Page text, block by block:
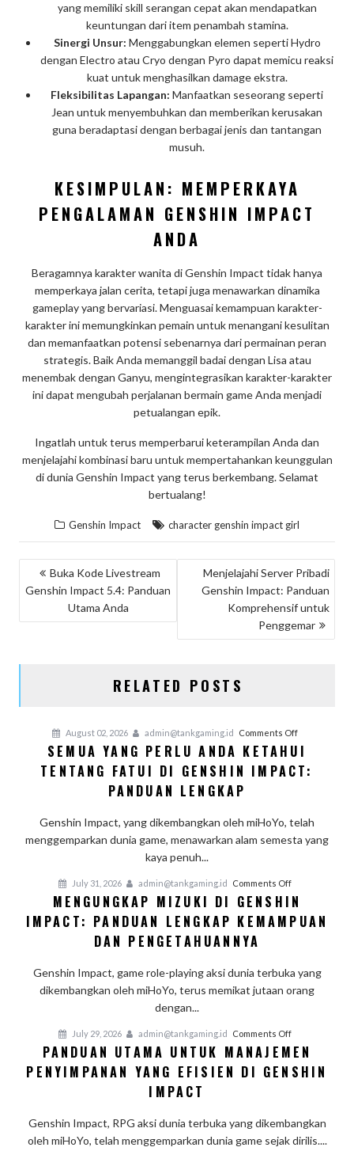
yang memiliki skill serangan cepat akan mendapatkan
keuntungan dari item penambah stamina.
Sinergi Unsur: Menggabungkan elemen seperti Hydro
dengan Electro atau Cryo dengan Pyro dapat memicu reaksi
kuat untuk menghasilkan damage ekstra.
Fleksibilitas Lapangan: Manfaatkan seseorang seperti
Jean untuk menyembuhkan dan memberikan kerusakan
guna beradaptasi dengan berbagai jenis dan tantangan
musuh.
KESIMPULAN: MEMPERKAYA
PENGALAMAN GENSHIN IMPACT
ANDA
Beragamnya karakter wanita di Genshin Impact tidak hanya
memperkaya jalan cerita, tetapi juga menawarkan dinamika
gameplay yang bervariasi. Menguasai kemampuan karakter-
karakter ini memungkinkan pemain untuk menangani kesulitan
dan memanfaatkan potensi sebenarnya dari permainan peran
strategis. Baik Anda memanggil badai dengan Lisa atau
menembak dengan Ganyu, mengintegrasikan karakter-karakter
ini dapat mengubah perjalanan bermain game Anda menjadi
petualangan epik.
Ingatlah untuk terus memperbarui keterampilan Anda dan
menjelajahi kombinasi baru untuk mempertahankan keunggulan
di dunia Genshin Impact yang terus berkembang. Selamat
bertualang!
Genshin Impact character genshin impact girl
POST
NAVIGATION
Buka Kode Livestream
Genshin Impact 5.4: Panduan
Utama Anda
Menjelajahi Server Pribadi
Genshin Impact: Panduan
Komprehensif untuk
Penggemar
RELATED POSTS
August 02, 2026 admin@tankgaming.id Comments Offon
Semua
yang
Ketahui
Tentang
Impact:
Panduan
SEMUA YANG PERLU ANDA KETAHUI
TENTANG FATUI DI GENSHIN IMPACT:
PANDUAN LENGKAP
Genshin Impact, yang dikembangkan oleh miHoYo, telah
menggemparkan dunia game, menawarkan alam semesta yang
kaya penuh...
July 31, 2026 admin@tankgaming.id Comments Offon
Mengungkap
Mizuki
Impact:
Panduan
MENGUNGKAP MIZUKI DI GENSHIN
IMPACT: PANDUAN LENGKAP KEMAMPUAN
DAN PENGETAHUANNYA
Genshin Impact, game role-playing aksi dunia terbuka yang
dikembangkan oleh miHoYo, terus memikat jutaan orang
dengan...
July 29, 2026 admin@tankgaming.id Comments Offon
Panduan
Utama
Penyimpanan
yang
PANDUAN UTAMA UNTUK MANAJEMEN
PENYIMPANAN YANG EFISIEN DI GENSHIN
IMPACT
Genshin Impact, RPG aksi dunia terbuka yang dikembangkan
oleh miHoYo, telah menggemparkan dunia game sejak dirilis....